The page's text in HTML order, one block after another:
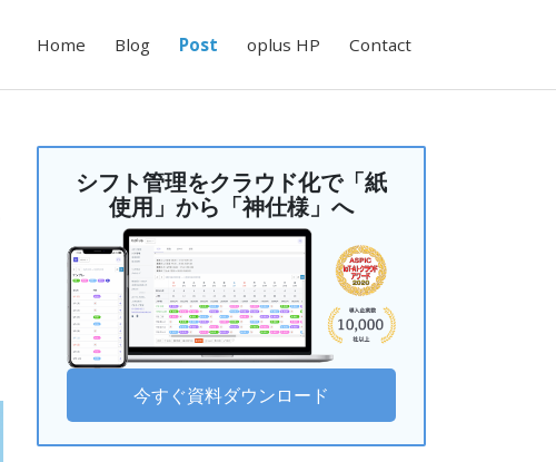
Home Blog Post oplus HP Contact
シフト管理をクラウド化で「紙
使用」から「神仕様」へ
今すぐ資料ダウンロード